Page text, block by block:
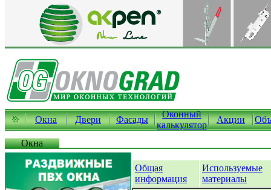
Окна Двери Фасады
Оконный
калькулятор
Акции
Окна
Общая
информация
Используемые
материалы